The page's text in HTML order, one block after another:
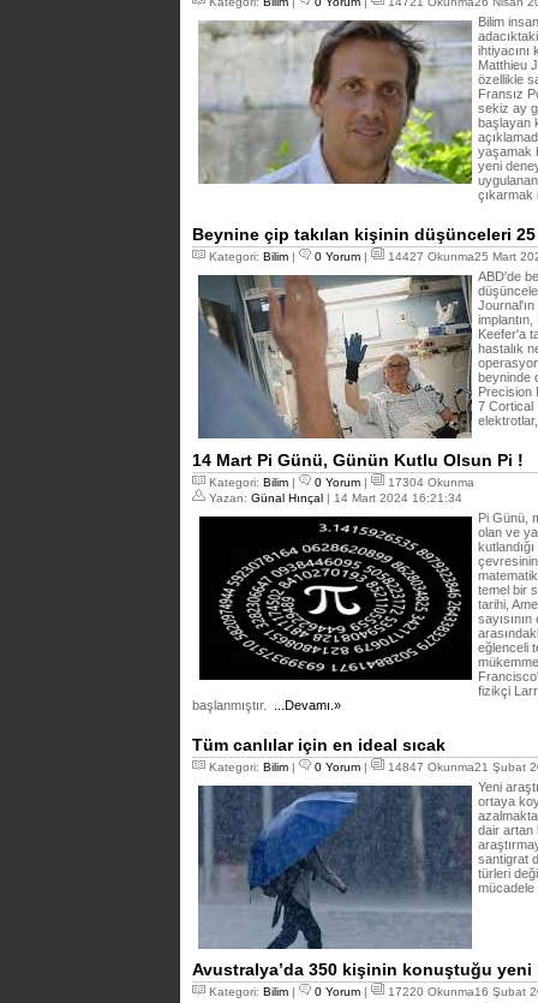
Bilim
ihtiyacını
Matthieu
özellikle
Fransız
sekiz ay
başlayan
yaşamak
yeni
çıkarmak
Beynine çip takılan kişinin düşünceleri
Kategori: Bilim | 0 Yorum | 14427 Okunma25 Mart
ABD'de
Journal'ın
Keefer'a
hastalık
beyninde
Precision
7 Cortical
14 Mart Pi Günü, Günün Kutlu Olsun Pi !
Kategori: Bilim | 0 Yorum |
17304 Okunma
Yazan: Günal Hınçal | 14 Mart 2024 16:21:34
Pi Günü,
olan ve
çevresinin
temel bir
tarihi,
eğlenceli
fizikçi
başlanmıştır.
...Devamı.»
Tüm canlılar için en ideal sıcak
Kategori: Bilim | 0 Yorum | 14847 Okunma21 Şubat
Yeni
ortaya
dair artan
santigrat
türleri
mücadele
Avustralya’da 350 kişinin konuştuğu
Kategori: Bilim | 0 Yorum | 17220 Okunma16 Şubat